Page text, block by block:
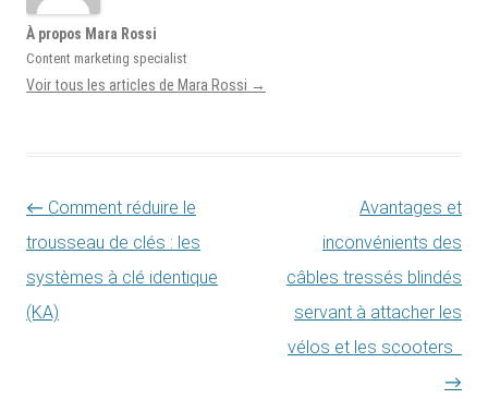
À propos Mara Rossi
Content marketing specialist
Voir tous les articles de Mara Rossi →
Navigation des articles
← Comment réduire le
trousseau de clés : les
systèmes à clé identique
(KA)
Avantages et
inconvénients des
câbles tressés blindés
servant à attacher les
vélos et les scooters
→